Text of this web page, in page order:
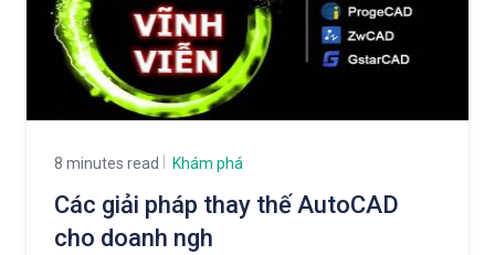
8 minutes read Khám phá
Các giải pháp thay thế AutoCAD
cho doanh ngh